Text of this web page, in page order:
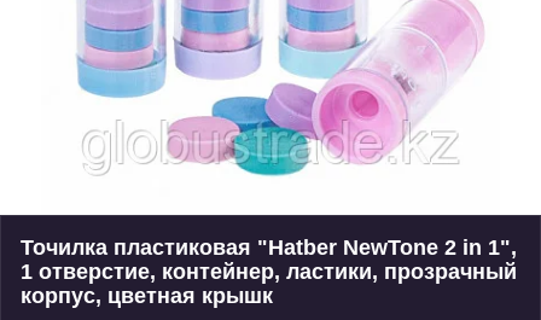
Точилка пластиковая "Hatber NewTone 2 in 1",
1 отверстие, контейнер, ластики, прозрачный
корпус, цветная крышк